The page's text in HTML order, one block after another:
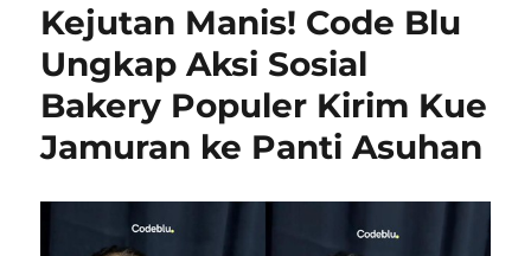
Kejutan Manis! Code Blu
Ungkap Aksi Sosial
Bakery Populer Kirim Kue
Jamuran ke Panti Asuhan